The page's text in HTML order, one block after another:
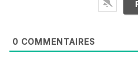
0 COMMENTAIRES